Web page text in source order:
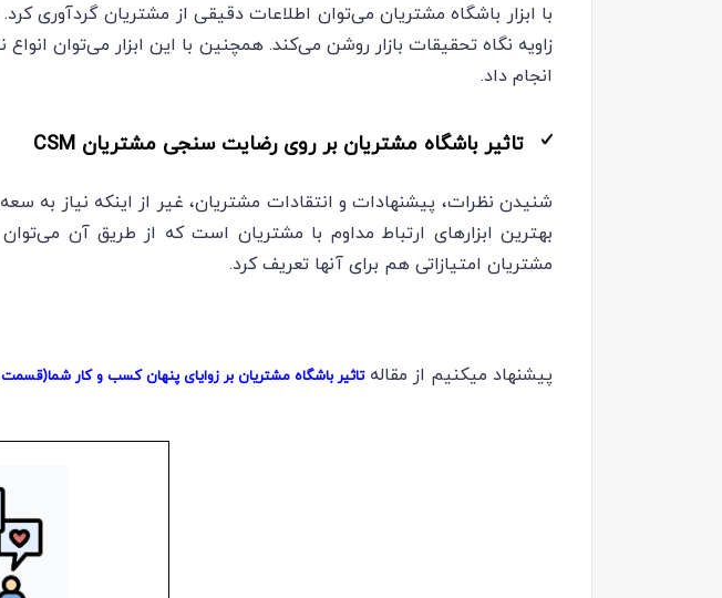
با ابزار باشگاه مشتریان می‌توان اطلاعات دقیقی از مشتریان گردآوری
زاویه نگاه تحقیقات بازار روشن می‌کند. همچنین با این ابزار می‌توان
انجام داد.
تاثیر باشگاه مشتریان بر روی رضایت سنجی مشتریان CSM
شنیدن نظرات، پیشنهادات و انتقادات مشتریان، غیر از اینکه نیاز به
بهترین ابزارهای ارتباط مداوم با مشتریان است که از طریق آن
مشتریان امتیازاتی هم برای آنها تعریف کرد.
پیشنهاد میکنیم از مقالهتاثیر باشگاه مشتریان بر زوایای پنهان کسب و کار